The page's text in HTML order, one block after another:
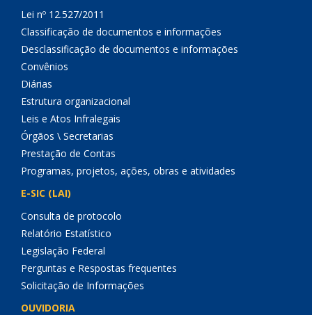
Lei nº 12.527/2011
Classificação de documentos e informações
Desclassificação de documentos e informações
Convênios
Diárias
Estrutura organizacional
Leis e Atos Infralegais
Órgãos \ Secretarias
Prestação de Contas
Programas, projetos, ações, obras e atividades
E-SIC (LAI)
Consulta de protocolo
Relatório Estatístico
Legislação Federal
Perguntas e Respostas frequentes
Solicitação de Informações
OUVIDORIA